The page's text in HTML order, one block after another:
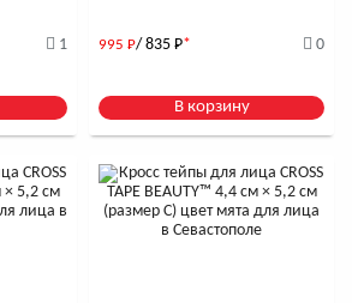
1 995 Р/ 835 Р* 0
В корзину